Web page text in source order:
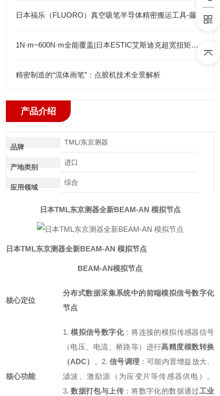
1N·m~600N·m全能覆盖|日本ESTIC艾斯迪克超宽扭矩弯头枪
精密制造的“流体画笔”：点胶机技术全景解析
产品介绍
品牌
TML/东京测器
产地类别
进口
应用领域
综合
日本TML东京测器全新BEAM-AN 模拟节点
日本TML东京测器全新BEAM-AN 模拟节点
BEAM-AN模拟节点
核心定位
分布式数据采集系统中的前端模拟信号数字化
节点
核心功能
1.模拟信号数字化：将连接的模拟传感器信号
（电压、电流、桥路等）进行高精度模数转换
（ADC）
。 2.信号调理 ：可能内置增益放大、
滤波、激励源（为应变片等传感器供电）。
3.数据打包与上传：将数字化的数据通过工业